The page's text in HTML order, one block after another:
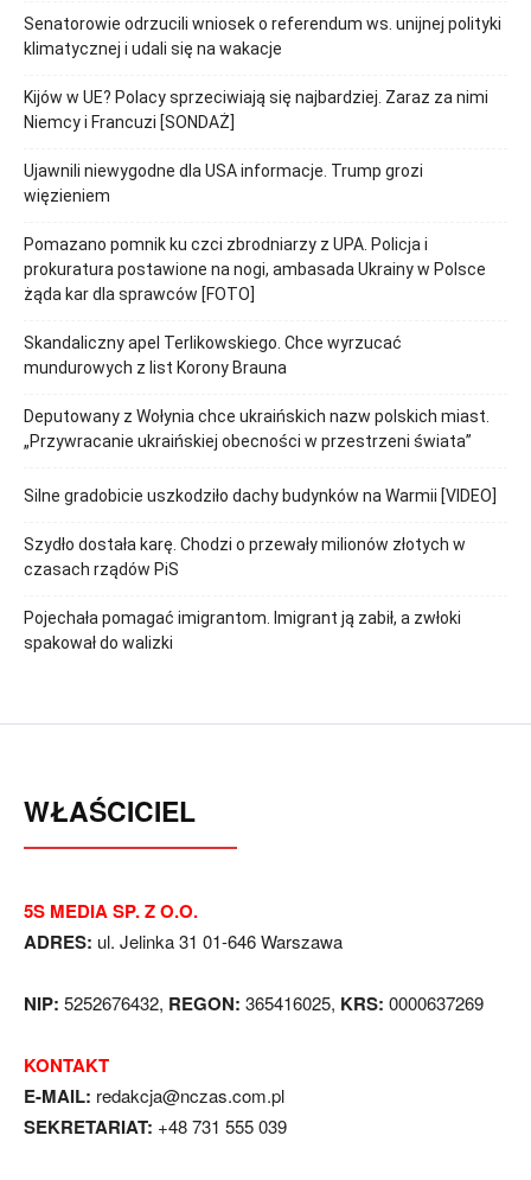
Senatorowie odrzucili wniosek o referendum ws. unijnej polityki
klimatycznej i udali się na wakacje
Kijów w UE? Polacy sprzeciwiają się najbardziej. Zaraz za nimi
Niemcy i Francuzi [SONDAŻ]
Ujawnili niewygodne dla USA informacje. Trump grozi
więzieniem
Pomazano pomnik ku czci zbrodniarzy z UPA. Policja i
prokuratura postawione na nogi, ambasada Ukrainy w Polsce
żąda kar dla sprawców [FOTO]
Skandaliczny apel Terlikowskiego. Chce wyrzucać
mundurowych z list Korony Brauna
Deputowany z Wołynia chce ukraińskich nazw polskich miast.
„Przywracanie ukraińskiej obecności w przestrzeni świata”
Silne gradobicie uszkodziło dachy budynków na Warmii [VIDEO]
Szydło dostała karę. Chodzi o przewały milionów złotych w
czasach rządów PiS
Pojechała pomagać imigrantom. Imigrant ją zabił, a zwłoki
spakował do walizki
WŁAŚCICIEL
5S MEDIA SP. Z O.O.
ADRES: ul. Jelinka 31 01-646 Warszawa
NIP: 5252676432, REGON: 365416025, KRS: 0000637269
KONTAKT
E-MAIL: redakcja@nczas.com.pl
SEKRETARIAT: +48 731 555 039